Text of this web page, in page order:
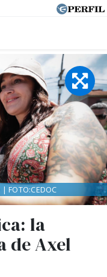
la
de Axel
| FOTO:CEDOC